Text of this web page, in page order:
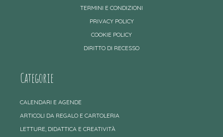
TERMINI E CONDIZIONI
PRIVACY POLICY
COOKIE POLICY
DIRITTO DI RECESSO
Categorie
CALENDARI E AGENDE
ARTICOLI DA REGALO E CARTOLERIA
LETTURE, DIDATTICA E CREATIVITÀ